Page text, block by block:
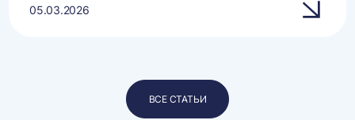
05.03.2026
ВСЕ СТАТЬИ